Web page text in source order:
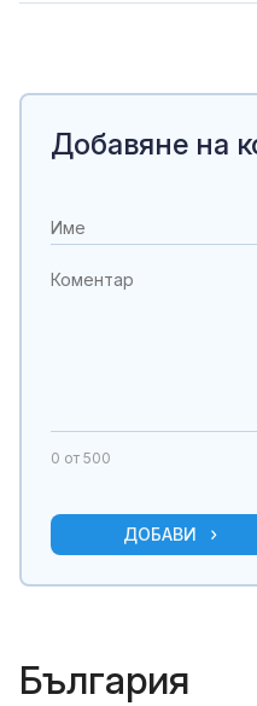
Добавяне на
0 от 500
ДОБАВИ
България